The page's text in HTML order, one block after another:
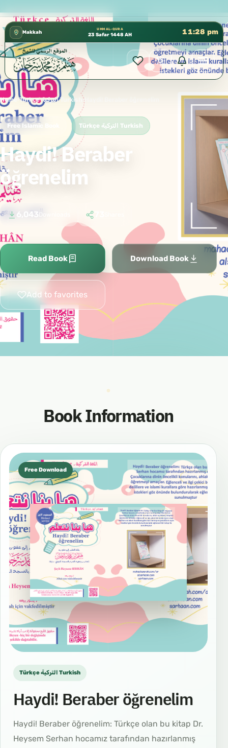
Makkah
UMM AL-QURA
23 Safar 1448 AH 11:28 pm
Home › Türkçe التركية Turkish ›
Free Islamic Book Türkçe التركية Turkish
Haydi! Beraber
öğrenelim
6,043
Read Book Download Book
Add to favorites
Book Information
Free Download
Türkçe التركية Turkish
Haydi! Beraber öğrenelim
Haydi! Beraber öğrenelim: Türkçe olan bu kitap Dr.
Heysem Serhan hocamız tarafından hazırlanmış